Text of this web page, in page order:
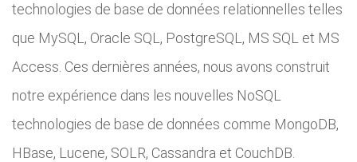
technologies de base de données relationnelles telles
que MySQL, Oracle SQL, PostgreSQL, MS SQL et MS
Access. Ces dernières années, nous avons construit
notre expérience dans les nouvelles NoSQL
technologies de base de données comme MongoDB,
HBase, Lucene, SOLR, Cassandra et CouchDB.